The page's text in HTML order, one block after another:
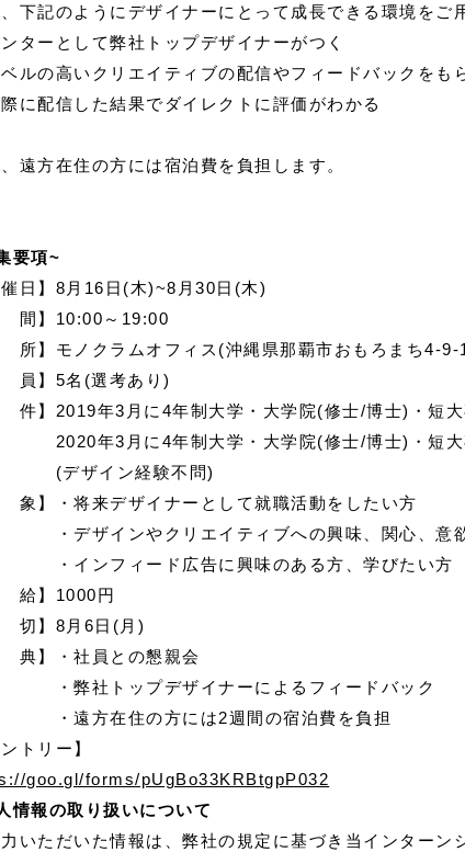
、下記のようにデザイナーにとって成長できる環境をご
ターとして弊社トップデザイナーがつく
ルの高いクリエイティブの配信やフィードバックをも
に配信した結果でダイレクトに評価がわかる
遠方在住の方には宿泊費を負担します。
要項~
催日】8月16日(木)~8月30日(木)
間】10:00～19:00
所】モノクラムオフィス(沖縄県那覇市おもろまち4-
員】5名(選考あり)
件】2019年3月に4年制大学・大学院(修士/博士)・短
年3月に4年制大学・大学院(修士/博士)・短大
ザイン経験不問)
象】・将来デザイナーとして就職活動をしたい方
ザインやクリエイティブへの興味、関心、意欲
ンフィード広告に興味のある方、学びたい方
給】1000円
切】8月6日(月)
典】・社員との懇親会
社トップデザイナーによるフィードバック
方在住の方には2週間の宿泊費を負担
ントリー】
goo.gl/forms/pUgBo33KRBtgpP032
情報の取り扱いについて
いただいた情報は、弊社の規定に基づき当インターン